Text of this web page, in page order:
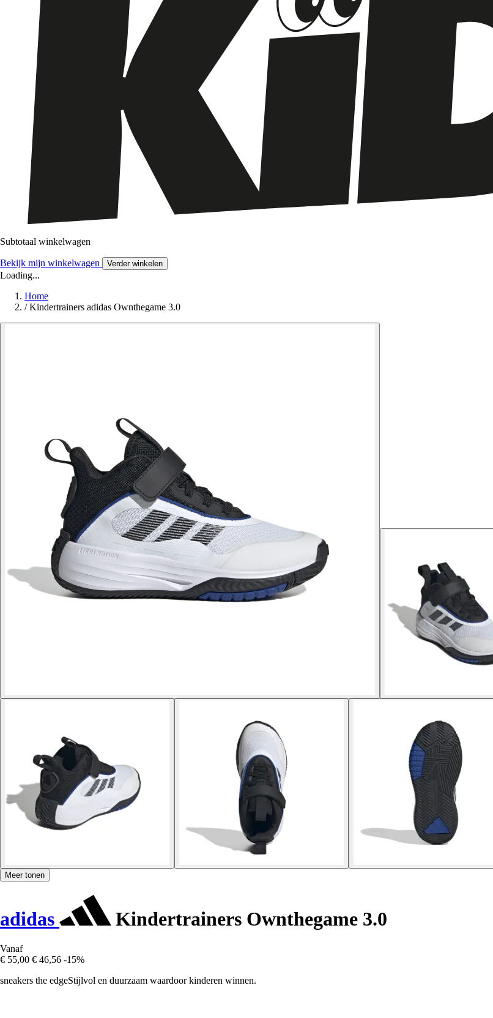
Subtotaal winkelwagen
Bekijk mijn winkelwagen Verder winkelen
Loading...
Home
/ Kindertrainers adidas Ownthegame 3.0
Meer tonen
adidas Kindertrainers Ownthegame 3.0
Vanaf
€ 55,00 € 46,56 -15%
sneakers the edgeStijlvol en duurzaam waardoor kinderen winnen.